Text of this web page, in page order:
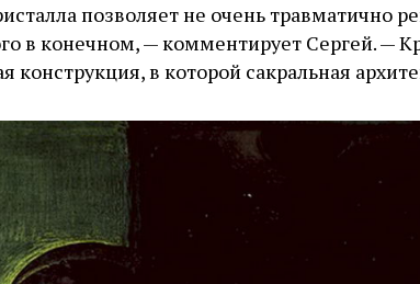
позволяет не очень травматично
в конечном, — комментирует Сергей. —
конструкция, в которой сакральная